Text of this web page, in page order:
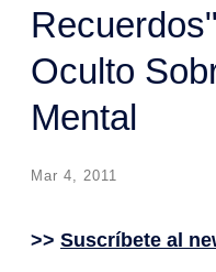
Oculto
Mental
Mar 4, 2011
>> Suscríbete al